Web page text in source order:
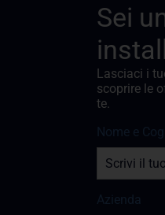
Sei
Lasciaci i
scoprire le
te.
Nome e
Azienda